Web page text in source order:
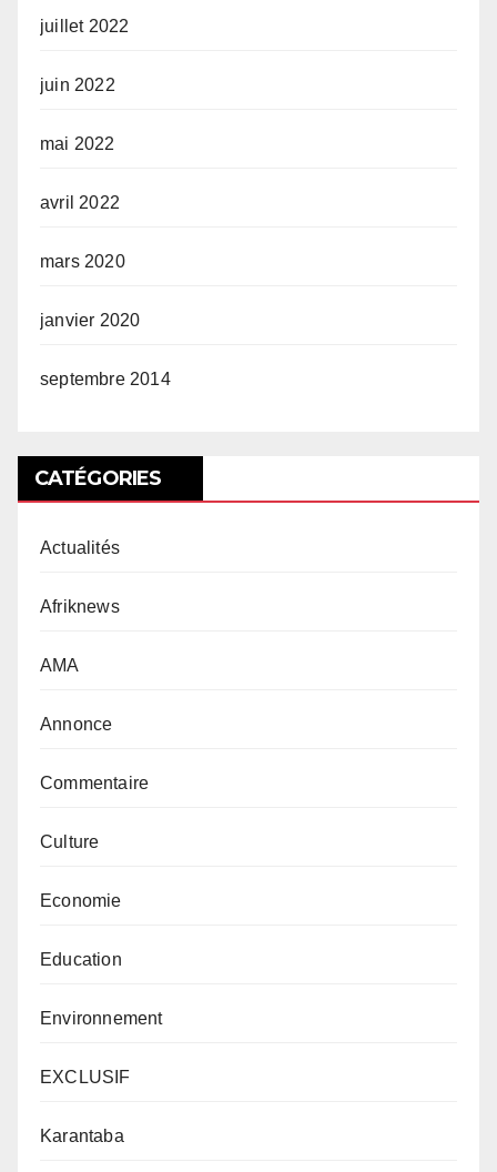
juillet 2022
juin 2022
mai 2022
avril 2022
mars 2020
janvier 2020
septembre 2014
CATÉGORIES
Actualités
Afriknews
AMA
Annonce
Commentaire
Culture
Economie
Education
Environnement
EXCLUSIF
Karantaba